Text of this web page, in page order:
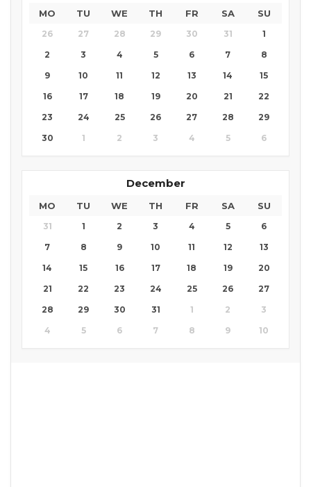
MO TU WE TH FR SA SU
26 27 28 29 30 31
1
2
3 4 5 6 7
8
9
10 11 12 13 14
15
16
17 18 19 20 21
22
23
24 25 26 27 28
29
30
1 2 3 4 5 6
December
MO TU WE TH FR SA SU
31 1 2 3 4 5
6
7
8 9 10 11 12
13
14
15 16 17 18 19
20
21
22 23 24 25 26
27
28
29 30 31 1 2
3
4
5 6 7 8 9 10